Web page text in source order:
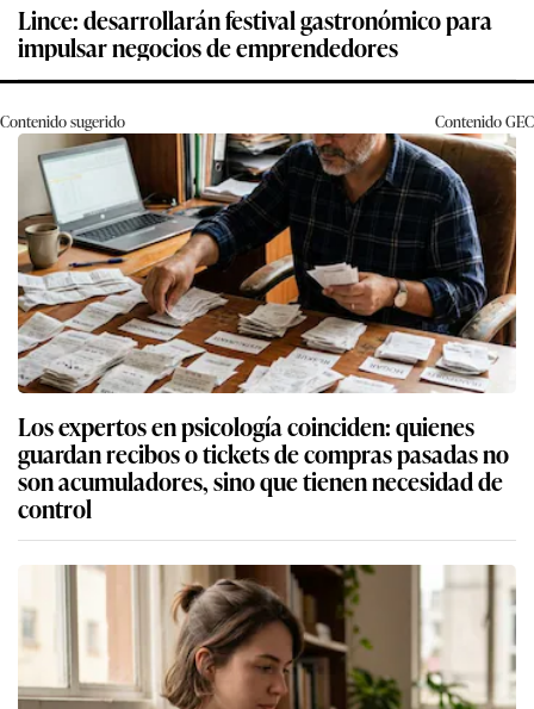
Lince: desarrollarán festival gastronómico para
impulsar negocios de emprendedores
Contenido sugerido ContenidoGEC
Los expertos en psicología coinciden: quienes
guardan recibos o tickets de compras pasadas no
son acumuladores, sino que tienen necesidad de
control